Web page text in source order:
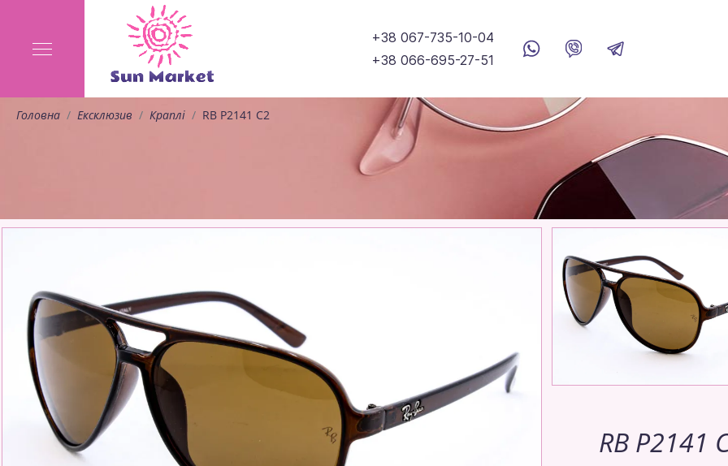
+38 067-735-10-04
+38 066-695-27-51
Головна Ексклюзив Краплі RB P2141 C2
RB P2141